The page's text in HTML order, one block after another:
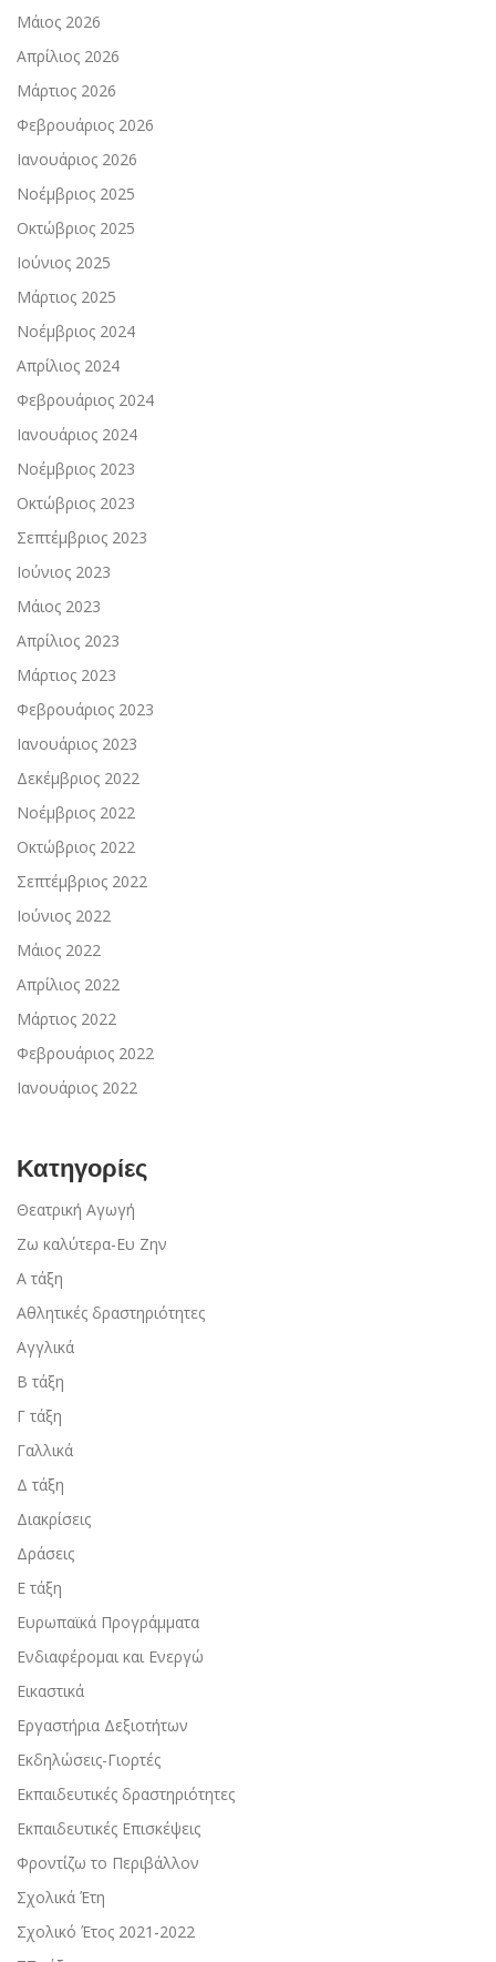
Μάιος 2026
Απρίλιος 2026
Μάρτιος 2026
Φεβρουάριος 2026
Ιανουάριος 2026
Νοέμβριος 2025
Οκτώβριος 2025
Ιούνιος 2025
Μάρτιος 2025
Νοέμβριος 2024
Απρίλιος 2024
Φεβρουάριος 2024
Ιανουάριος 2024
Νοέμβριος 2023
Οκτώβριος 2023
Σεπτέμβριος 2023
Ιούνιος 2023
Μάιος 2023
Απρίλιος 2023
Μάρτιος 2023
Φεβρουάριος 2023
Ιανουάριος 2023
Δεκέμβριος 2022
Νοέμβριος 2022
Οκτώβριος 2022
Σεπτέμβριος 2022
Ιούνιος 2022
Μάιος 2022
Απρίλιος 2022
Μάρτιος 2022
Φεβρουάριος 2022
Ιανουάριος 2022
Κατηγορίες
Θεατρική Αγωγή
Ζω καλύτερα-Ευ Ζην
Α τάξη
Αθλητικές δραστηριότητες
Αγγλικά
Β τάξη
Γ τάξη
Γαλλικά
Δ τάξη
Διακρίσεις
Δράσεις
Ε τάξη
Ευρωπαϊκά Προγράμματα
Ενδιαφέρομαι και Ενεργώ
Εικαστικά
Εργαστήρια Δεξιοτήτων
Εκδηλώσεις-Γιορτές
Εκπαιδευτικές δραστηριότητες
Εκπαιδευτικές Επισκέψεις
Φροντίζω το Περιβάλλον
Σχολικά Έτη
Σχολικό Έτος 2021-2022